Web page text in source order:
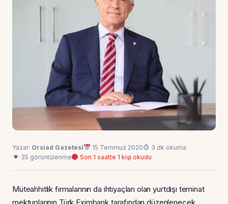
Yazar: Orsiad Gazetesi 15 Temmuz 2020
3 dk okuma
35 görüntülenme
Son 1 saatte 1 kişi okudu
Müteahhitlik firmalarının da ihtiyaçları olan yurtdışı teminat